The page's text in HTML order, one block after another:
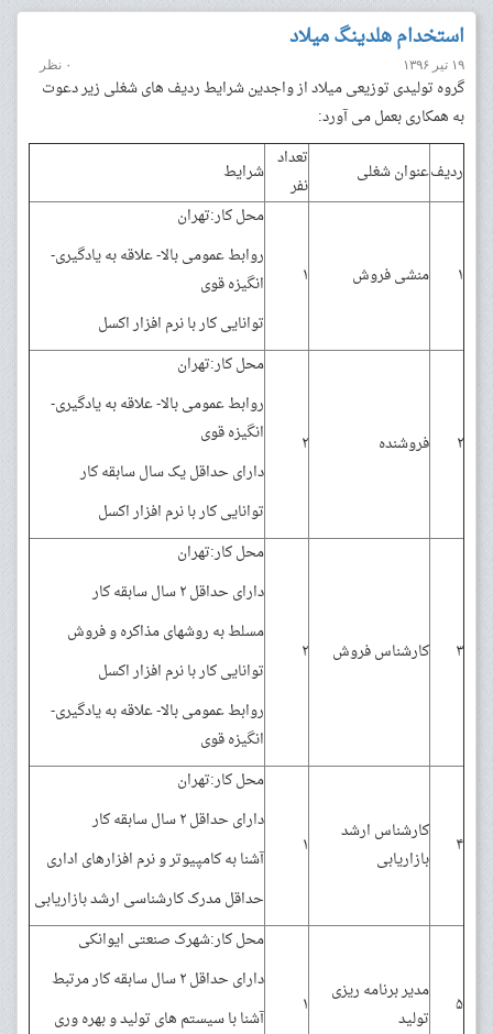
استخدام هلدینگ میلاد
۱۹ تیر ۱۳۹۶ ۰ نظر
گروه تولیدی توزیعی میلاد از واجدین شرایط ردیف های شغلی زیر دعوت
به همکاری بعمل می آورد:
ردیفعنوان شغلی
تعداد
نفر
شرایط
۱ منشی فروش ۱
محل کار:تهران
روابط عمومی بالا- علاقه به یادگیری-
انگیزه قوی
توانایی کار با نرم افزار اکسل
۲ فروشنده ۲
محل کار:تهران
روابط عمومی بالا- علاقه به یادگیری-
انگیزه قوی
دارای حداقل یک سال سابقه کار
توانایی کار با نرم افزار اکسل
۳ کارشناس فروش ۲
محل کار:تهران
دارای حداقل ۲ سال سابقه کار
مسلط به روشهای مذاکره و فروش
توانایی کار با نرم افزار اکسل
روابط عمومی بالا- علاقه به یادگیری-
انگیزه قوی
۴
کارشناس ارشد
بازاریابی
۱
محل کار:تهران
دارای حداقل ۲ سال سابقه کار
آشنا به کامپیوتر و نرم افزارهای اداری
حداقل مدرک کارشناسی ارشد بازاریابی
۵
مدیر برنامه ریزی
تولید
۱
محل کار:شهرک صنعتی ایوانکی
دارای حداقل ۲ سال سابقه کار مرتبط
آشنا با سیستم های تولید و بهره وری